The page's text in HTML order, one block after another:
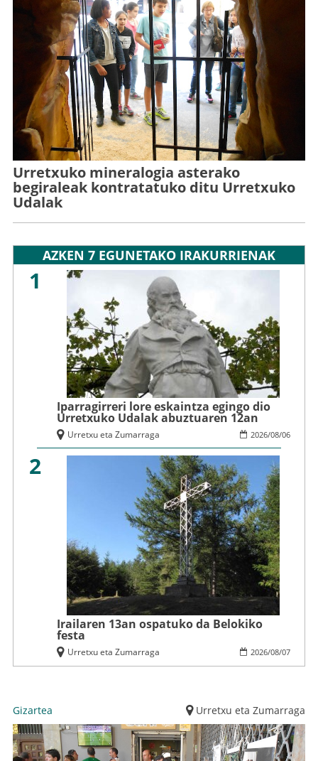
Urretxuko mineralogia asterako
begiraleak kontratatuko ditu Urretxuko
Udalak
AZKEN 7 EGUNETAKO IRAKURRIENAK
1
Iparragirreri lore eskaintza egingo dio
Urretxuko Udalak abuztuaren 12an
2026/08/06
Urretxu eta Zumarraga
2
Irailaren 13an ospatuko da Belokiko
festa
2026/08/07
Urretxu eta Zumarraga
Gizartea Urretxu eta Zumarraga